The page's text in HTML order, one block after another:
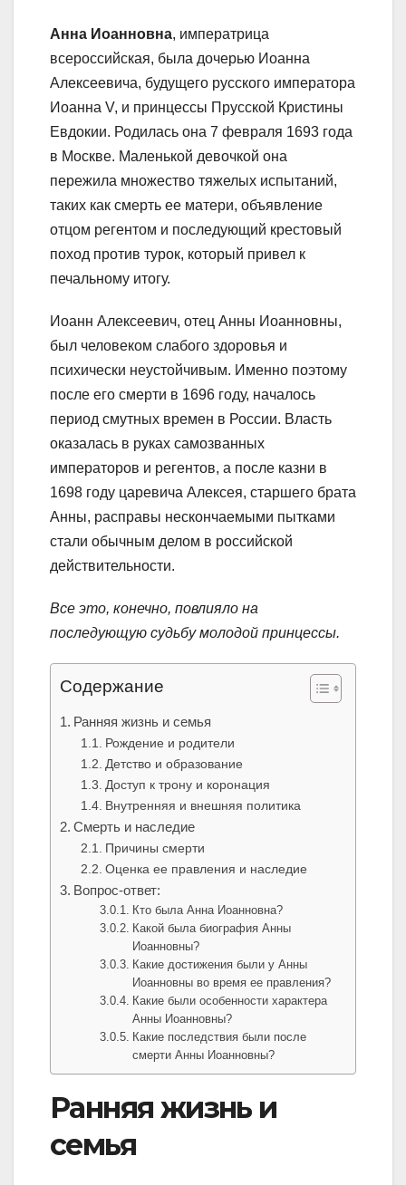
Анна Иоанновна, императрица
всероссийская, была дочерью Иоанна
Алексеевича, будущего русского императора
Иоанна V, и принцессы Прусской Кристины
Евдокии. Родилась она 7 февраля 1693 года
в Москве. Маленькой девочкой она
пережила множество тяжелых испытаний,
таких как смерть ее матери, объявление
отцом регентом и последующий крестовый
поход против турок, который привел к
печальному итогу.
Иоанн Алексеевич, отец Анны Иоанновны,
был человеком слабого здоровья и
психически неустойчивым. Именно поэтому
после его смерти в 1696 году, началось
период смутных времен в России. Власть
оказалась в руках самозванных
императоров и регентов, а после казни в
1698 году царевича Алексея, старшего брата
Анны, расправы нескончаемыми пытками
стали обычным делом в российской
действительности.
Все это, конечно, повлияло на
последующую судьбу молодой принцессы.
Содержание
Ранняя жизнь и семья
Рождение и родители
Детство и образование
Доступ к трону и коронация
Внутренняя и внешняя политика
Смерть и наследие
Причины смерти
Оценка ее правления и наследие
Вопрос-ответ:
Кто была Анна Иоанновна?
Какой была биография Анны
Иоанновны?
Какие достижения были у Анны
Иоанновны во время ее правления?
Какие были особенности характера
Анны Иоанновны?
Какие последствия были после
смерти Анны Иоанновны?
Ранняя жизнь и
семья